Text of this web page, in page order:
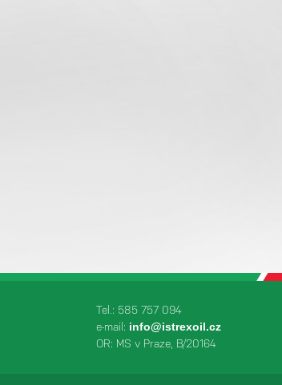
Tel.: 585 757 094
e-mail: info@istrexoil.cz
OR: MS v Praze, B/20164